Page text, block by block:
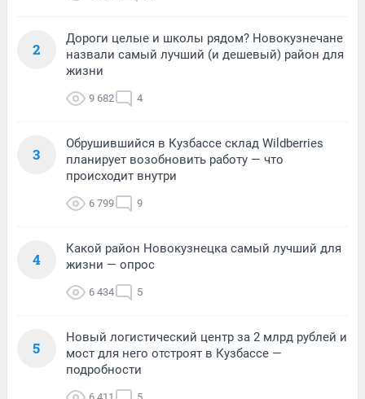
2
Дороги целые и школы рядом? Новокузнечане
назвали самый лучший (и дешевый) район для
жизни
9 682 4
3
Обрушившийся в Кузбассе склад Wildberries
планирует возобновить работу — что
происходит внутри
6 799 9
4
Какой район Новокузнецка самый лучший для
жизни — опрос
6 434 5
5
Новый логистический центр за 2 млрд рублей и
мост для него отстроят в Кузбассе —
подробности